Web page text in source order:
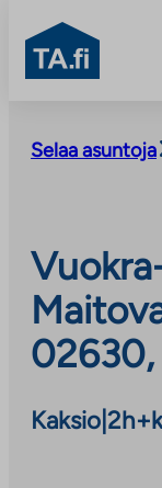
sisältöön
TA.fi
Selaa asuntoja
02630,
Kaksio